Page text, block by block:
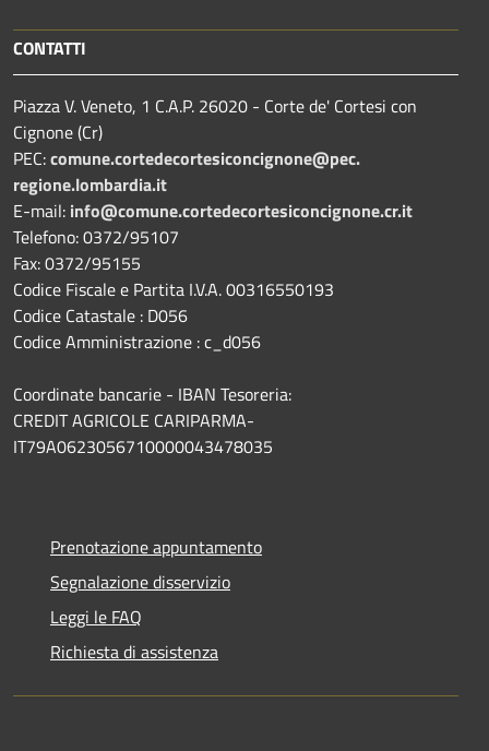
CONTATTI
Piazza V. Veneto, 1 C.A.P. 26020 - Corte de' Cortesi con
Cignone (Cr)
PEC:comune.cortedecortesiconcignone@pec.
regione.lombardia.it
E-mail: info@comune.cortedecortesiconcignone.cr.it
Telefono: 0372/95107
Fax: 0372/95155
Codice Fiscale e Partita I.V.A. 00316550193
Codice Catastale : D056
Codice Amministrazione : c_d056
Coordinate bancarie - IBAN Tesoreria:
CREDIT AGRICOLE CARIPARMA-
IT79A0623056710000043478035
Prenotazione appuntamento
Segnalazione disservizio
Leggi le FAQ
Richiesta di assistenza